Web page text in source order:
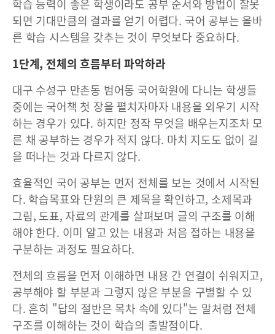
학습 능력이 좋은 학생이라도 공부 순서와 방법이 잘못
되면 기대만큼의 결과를 얻기 어렵다. 국어 공부는 올바
른 학습 시스템을 갖추는 것이 무엇보다 중요하다.
1단계, 전체의 흐름부터 파악하라
대구 수성구 만촌동 범어동 국어학원에 다니는 학생들
중에는 국어책 첫 장을 펼치자마자 내용을 외우기 시작
하는 경우가 있다. 하지만 정작 무엇을 배우는지조차 모
른 채 공부하는 경우가 적지 않다. 마치 지도도 없이 길
을 떠나는 것과 다르지 않다.
효율적인 국어 공부는 먼저 전체를 보는 것에서 시작된
다. 학습목표와 단원의 큰 제목을 확인하고, 소제목과
그림, 도표, 자료의 관계를 살펴보며 글의 구조를 이해
해야 한다. 이미 알고 있는 내용과 처음 접하는 내용을
구분하는 과정도 필요하다.
전체의 흐름을 먼저 이해하면 내용 간 연결이 쉬워지고,
공부해야 할 부분과 그렇지 않은 부분을 구별할 수 있
다. 흔히 "답의 절반은 목차 속에 있다"는 말처럼 전체
구조를 이해하는 것이 학습의 출발점이다.